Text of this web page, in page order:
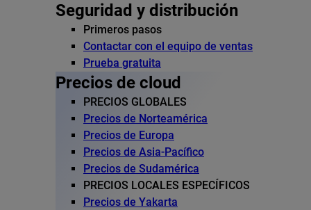
Seguridad y distribución
Primeros pasos
Contactar con el equipo de ventas
Prueba gratuita
Precios de cloud
PRECIOS GLOBALES
Precios de Norteamérica
Precios de Europa
Precios de Asia-Pacífico
Precios de Sudamérica
PRECIOS LOCALES ESPECÍFICOS
Precios de Yakarta